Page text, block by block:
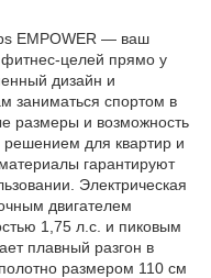
EMPOWER — ваш
целей прямо у
дизайн и
заниматься спортом в
размеры и возможность
для квартир и
гарантируют
Электрическая
двигателем
1,75 л.с. и пиковым
плавный разгон в
размером 110 см